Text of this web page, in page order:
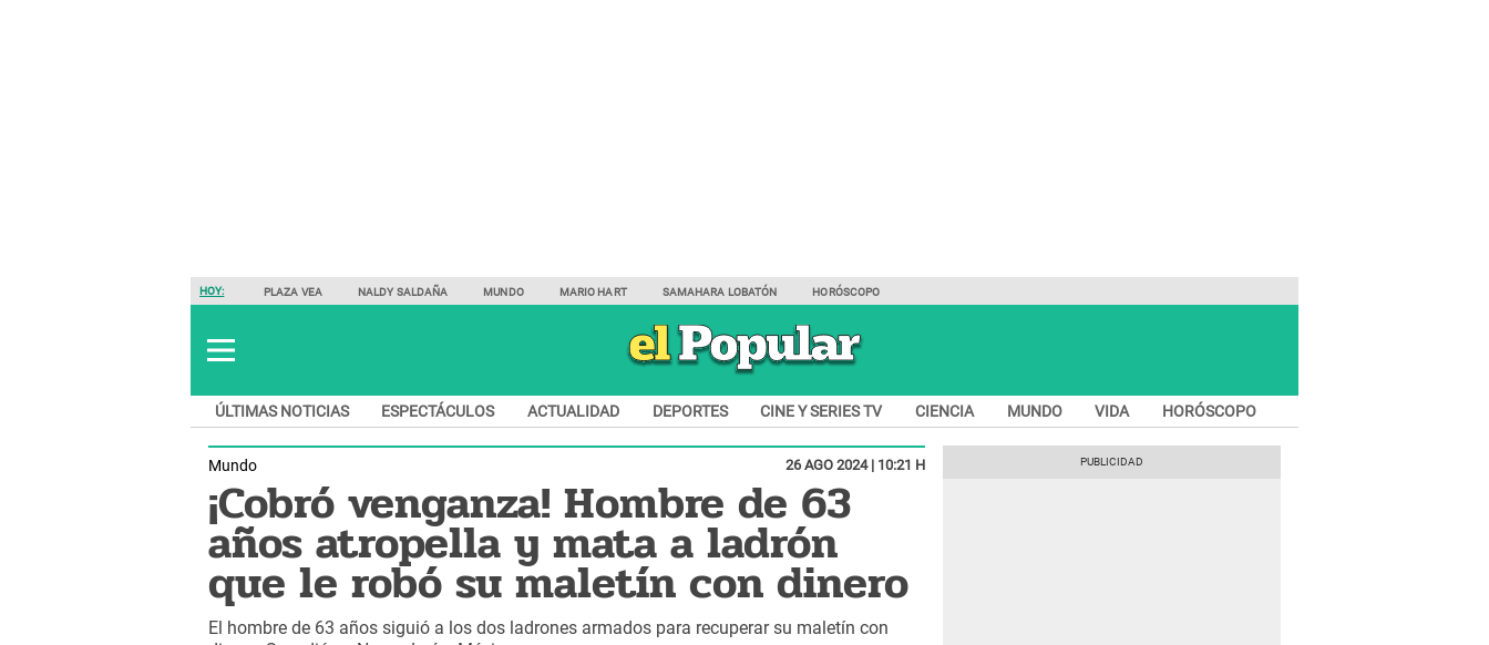
HOY: PLAZA VEA NALDY SALDAÑA MUNDO MARIO HART SAMAHARA LOBATÓN HORÓSCOPO
ÚLTIMAS NOTICIAS ESPECTÁCULOS ACTUALIDAD DEPORTES CINE Y SERIES TV CIENCIA MUNDO VIDA HORÓSCOPO
Mundo 26 AGO 2024 | 10:21 H
¡Cobró venganza! Hombre de 63
años atropella y mata a ladrón
que le robó su maletín con dinero
El hombre de 63 años siguió a los dos ladrones armados para recuperar su maletín con